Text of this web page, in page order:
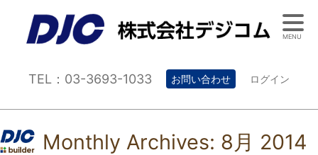
TEL：03-3693-1033 お問い合わせ ログイン
Monthly Archives: 8月 2014
MENU